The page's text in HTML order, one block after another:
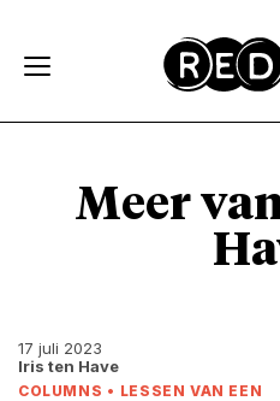
Meer
17 juli 2023
Iris ten Have
COLUMNS • LESSEN VAN EEN